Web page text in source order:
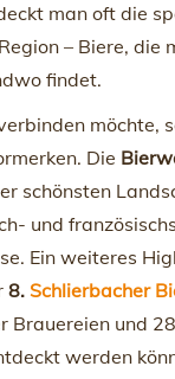
man oft die
– Biere, die
findet.
möchte,
Die
schönsten
und
Ein weiteres
8.Schlierbacher
Brauereien und
werden